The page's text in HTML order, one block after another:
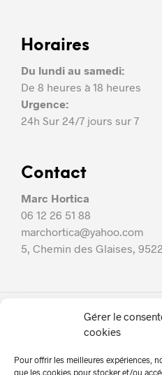
Gérer le
cookies
Pour offrir les meilleures expériences,
que les cookies pour stocker et/ou
Horaires
Du lundi au samedi:
De 8 heures à 18 heures
Urgence:
24h Sur 24/7 jours sur 7
Contact
Marc Hortica
06 12 26 51 88
marchortica@yahoo.com
5, Chemin des Glaises,
Nos